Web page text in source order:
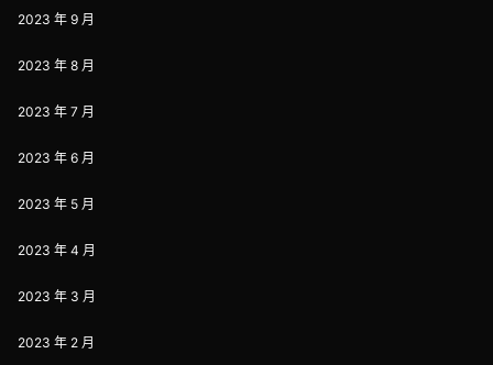
2023 年 9 月
2023 年 8 月
2023 年 7 月
2023 年 6 月
2023 年 5 月
2023 年 4 月
2023 年 3 月
2023 年 2 月